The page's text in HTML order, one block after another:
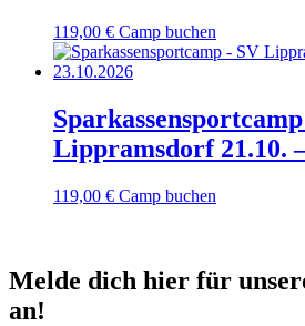
119,00 € Camp buchen
Lippramsdorf 21.10.
119,00 € Camp buchen
Melde dich hier für
an!